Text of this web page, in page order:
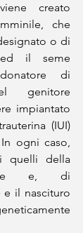
creato
che
o di
il seme
di
genitore
impiantato
(IUI)
ogni caso,
quelli della
e, di
e il nascituro